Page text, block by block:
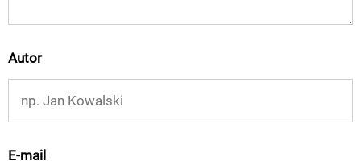
Autor
E-mail